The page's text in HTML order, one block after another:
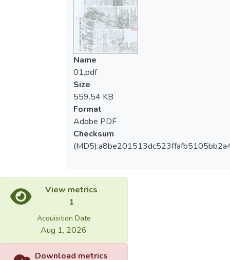
Name
01.pdf
Size
559.54 KB
Format
Adobe PDF
Checksum
View metrics
1
Acquisition Date
Aug 1, 2026
Download metrics